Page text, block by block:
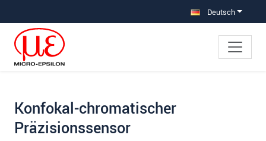
Deutsch
Konfokal-chromatischer
Präzisionssensor